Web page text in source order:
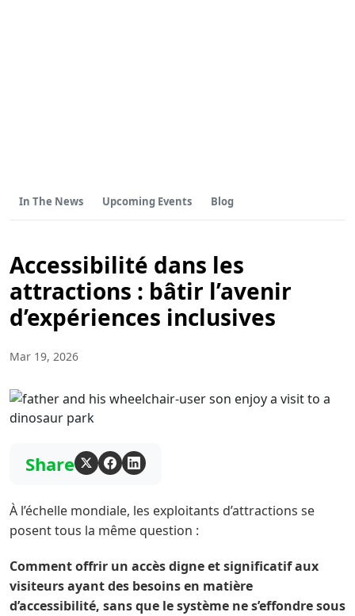
In The News Upcoming Events Blog
Accessibilité dans les
attractions : bâtir l’avenir
d’expériences inclusives
Mar 19, 2026
Share
À l’échelle mondiale, les exploitants d’attractions se
posent tous la même question :
Comment offrir un accès digne et significatif aux
visiteurs ayant des besoins en matière
d’accessibilité, sans que le système ne s’effondre sous